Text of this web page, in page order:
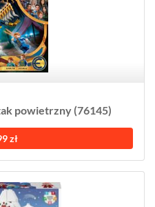
powietrzny (76145)
zł